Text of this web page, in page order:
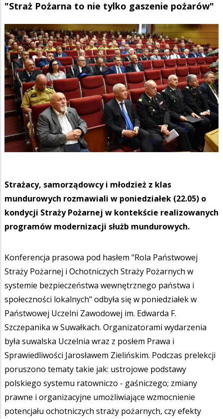
"Straż Pożarna to nie tylko gaszenie pożarów"
Strażacy, samorządowcy i młodzież z klas
mundurowych rozmawiali w poniedziałek (22.05) o
kondycji Straży Pożarnej w kontekście realizowanych
programów modernizacji służb mundurowych.
Konferencja prasowa pod hasłem "Rola Państwowej
Straży Pożarnej i Ochotniczych Straży Pożarnych w
systemie bezpieczeństwa wewnętrznego państwa i
społeczności lokalnych" odbyła się w poniedziałek w
Państwowej Uczelni Zawodowej im. Edwarda F.
Szczepanika w Suwałkach. Organizatorami wydarzenia
była suwalska Uczelnia wraz z posłem Prawa i
Sprawiedliwości Jarosławem Zielińskim. Podczas prelekcji
poruszono tematy takie jak: ustrojowe podstawy
polskiego systemu ratowniczo - gaśniczego; zmiany
prawne i organizacyjne umożliwiające wzmocnienie
potencjału ochotniczych straży pożarnych, czy efekty